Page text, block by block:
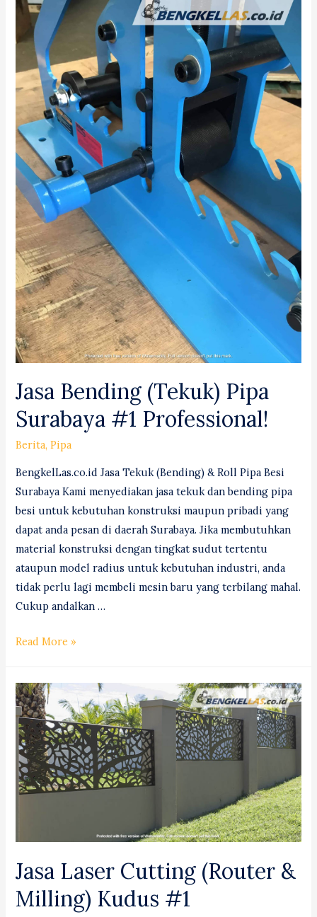
Pekanbaru
#1
Professional!
Jasa Bending (Tekuk) Pipa
Surabaya #1 Professional!
Berita,Pipa
BengkelLas.co.id Jasa Tekuk (Bending) & Roll Pipa Besi
Surabaya Kami menyediakan jasa tekuk dan bending pipa
besi untuk kebutuhan konstruksi maupun pribadi yang
dapat anda pesan di daerah Surabaya. Jika membutuhkan
material konstruksi dengan tingkat sudut tertentu
ataupun model radius untuk kebutuhan industri, anda
tidak perlu lagi membeli mesin baru yang terbilang mahal.
Cukup andalkan …
Jasa
Pipa
Surabaya
#1
Professional!
Read More »
Jasa Laser Cutting (Router &
Milling) Kudus #1